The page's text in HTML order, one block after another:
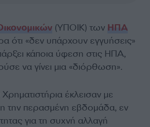
(ΥΠΟΙΚ) των ΗΠΑ
ότι «δεν υπάρχουν εγγυήσεις»
κάποια ύφεση στις ΗΠΑ,
να γίνει μια «διόρθωση».
Χρηματιστήρια έκλεισαν με
την περασμένη εβδομάδα, εν
για τη συχνή αλλαγή